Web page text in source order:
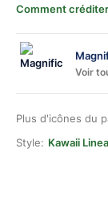
Comment
Voir
Plus d'icônes du
Style: Kawaii